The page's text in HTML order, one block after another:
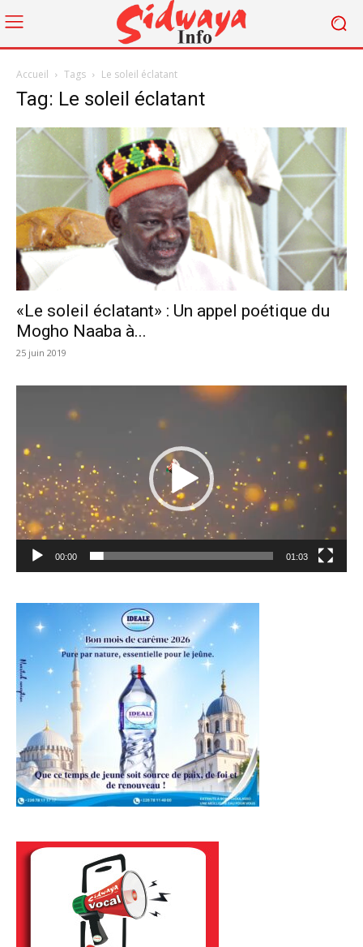
Accueil Tags Le soleil éclatant
Tag: Le soleil éclatant
«Le soleil éclatant» : Un appel poétique du
Mogho Naaba à...
25 juin 2019
00:00 01:03